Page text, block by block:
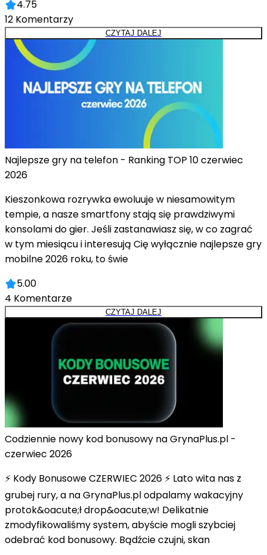
4.75
12 Komentarzy
CZYTAJ DALEJ
Najlepsze gry na telefon - Ranking TOP 10 czerwiec
2026
Kieszonkowa rozrywka ewoluuje w niesamowitym
tempie, a nasze smartfony stają się prawdziwymi
konsolami do gier. Jeśli zastanawiasz się, w co zagrać
w tym miesiącu i interesują Cię wyłącznie najlepsze gry
mobilne 2026 roku, to świe
5.00
4 Komentarze
CZYTAJ DALEJ
Codziennie nowy kod bonusowy na GrynaPlus.pl -
czerwiec 2026
⚡ Kody Bonusowe CZERWIEC 2026 ⚡ Lato wita nas z
grubej rury, a na GrynaPlus.pl odpalamy wakacyjny
protok&oacute;ł drop&oacute;w! Delikatnie
zmodyfikowaliśmy system, abyście mogli szybciej
odebrać kod bonusowy. Bądźcie czujni, skan